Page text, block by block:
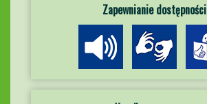
Zapewnianie dostępności